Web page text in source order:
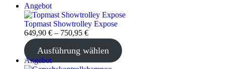
AngebotProdukt
im
Angebot
Topmast Showtrolley Expose
649,90 € – 750,95 €
Ausführung wählen
AngebotProdukt